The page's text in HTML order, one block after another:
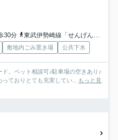
30分
東武伊勢崎線「せんげん台」駅 徒歩40分
敷地内ごみ置き場 公共下水
。ペット相談可♪駐車場の空きあり♪
ておりとても充実してい... もっと見